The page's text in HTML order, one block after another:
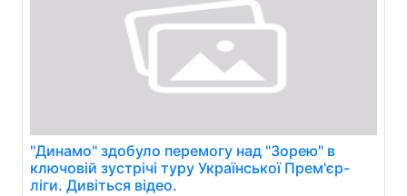
"Динамо" здобуло перемогу над "Зорею" в
ключовій зустрічі туру Української Прем'єр-
ліги. Дивіться відео.